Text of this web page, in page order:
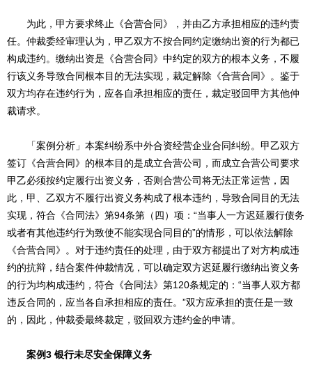
为此，甲方要求终止《合营合同》，并由乙方承担相应的违约责
任。仲裁委经审理认为，甲乙双方不按合同约定缴纳出资的行为都已
构成违约。缴纳出资是《合营合同》中约定的双方的根本义务，不履
行该义务导致合同根本目的无法实现，裁定解除《合营合同》。鉴于
双方均存在违约行为，应各自承担相应的责任，裁定驳回甲方其他仲
裁请求。
「案例分析」本案纠纷系中外合资经营企业合同纠纷。甲乙双方
签订《合营合同》的根本目的是成立合营公司，而成立合营公司要求
甲乙必须按约定履行出资义务，否则合营公司将无法正常运营，因
此，甲、乙双方不履行出资义务构成了根本违约，导致合同目的无法
实现，符合《合同法》第94条第（四）项：“当事人一方迟延履行债务
或者有其他违约行为致使不能实现合同目的”的情形，可以依法解除
《合营合同》。对于违约责任的处理，由于双方都提出了对方构成违
约的抗辩，结合案件仲裁情况，可以确定双方迟延履行缴纳出资义务
的行为均构成违约，符合《合同法》第120条规定的：“当事人双方都
违反合同的，应当各自承担相应的责任。”双方应承担的责任是一致
的，因此，仲裁委最终裁定，驳回双方违约金的申请。
案例3 银行未尽安全保障义务